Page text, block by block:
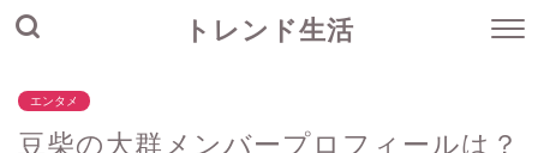
トレンド生活
エンタメ
豆柴の大群メンバープロフィールは？